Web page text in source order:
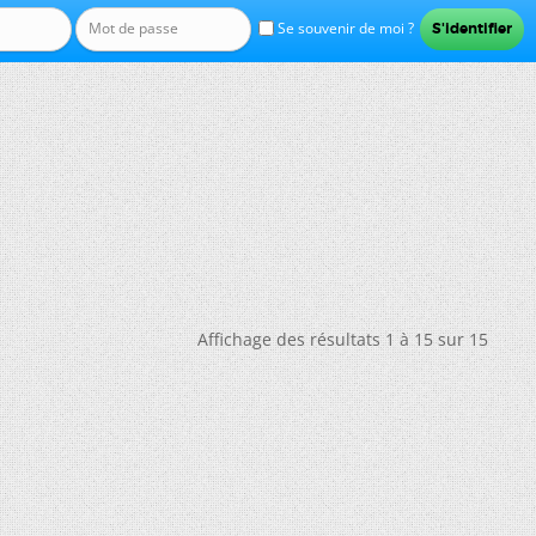
Se souvenir de moi ?
Affichage des résultats 1 à 15 sur 15